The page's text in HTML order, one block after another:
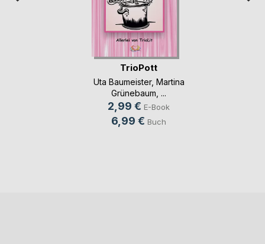
TrioPott
Uta Baumeister, Martina
Grünebaum , ...
2,99 € E-Book
6,99 € Buch